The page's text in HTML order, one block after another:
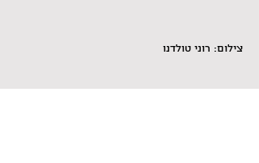
צילום: רוני טולדנו